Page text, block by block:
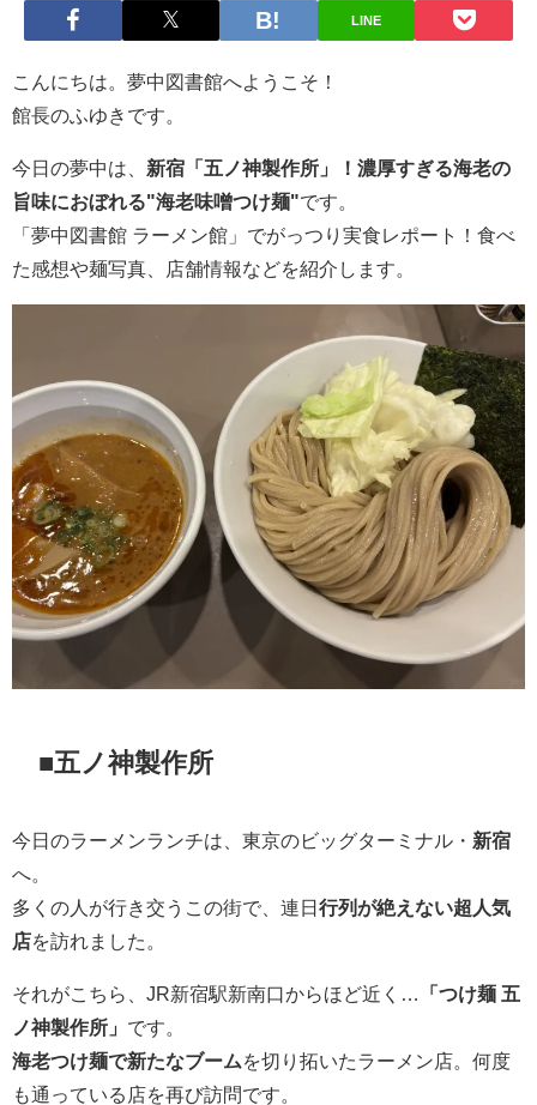
LINE
こんにちは。夢中図書館へようこそ！
館長のふゆきです。
今日の夢中は、 新宿「五ノ神製作所」！濃厚すぎる海老の
旨味におぼれる"海老味噌つけ麺"です。
「夢中図書館 ラーメン館」でがっつり実食レポート！食べ
た感想や麺写真、店舗情報などを紹介します。
■五ノ神製作所
今日のラーメンランチは、東京のビッグターミナル・ 新宿
へ。
多くの人が行き交うこの街で、連日 行列が絶えない超人気
店を訪れました。
それがこちら、JR新宿駅新南口からほど近く…
「つけ麺 五
ノ神製作所」 です。
海老つけ麺で新たなブームを切り拓いたラーメン店。何度
も通っている店を再び訪問です。